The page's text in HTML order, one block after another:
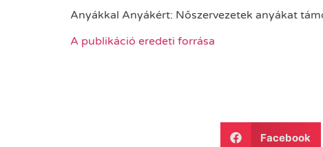
Anyákkal Anyákért: Nőszervezetek anyákat
A publikáció eredeti forrása
Facebook